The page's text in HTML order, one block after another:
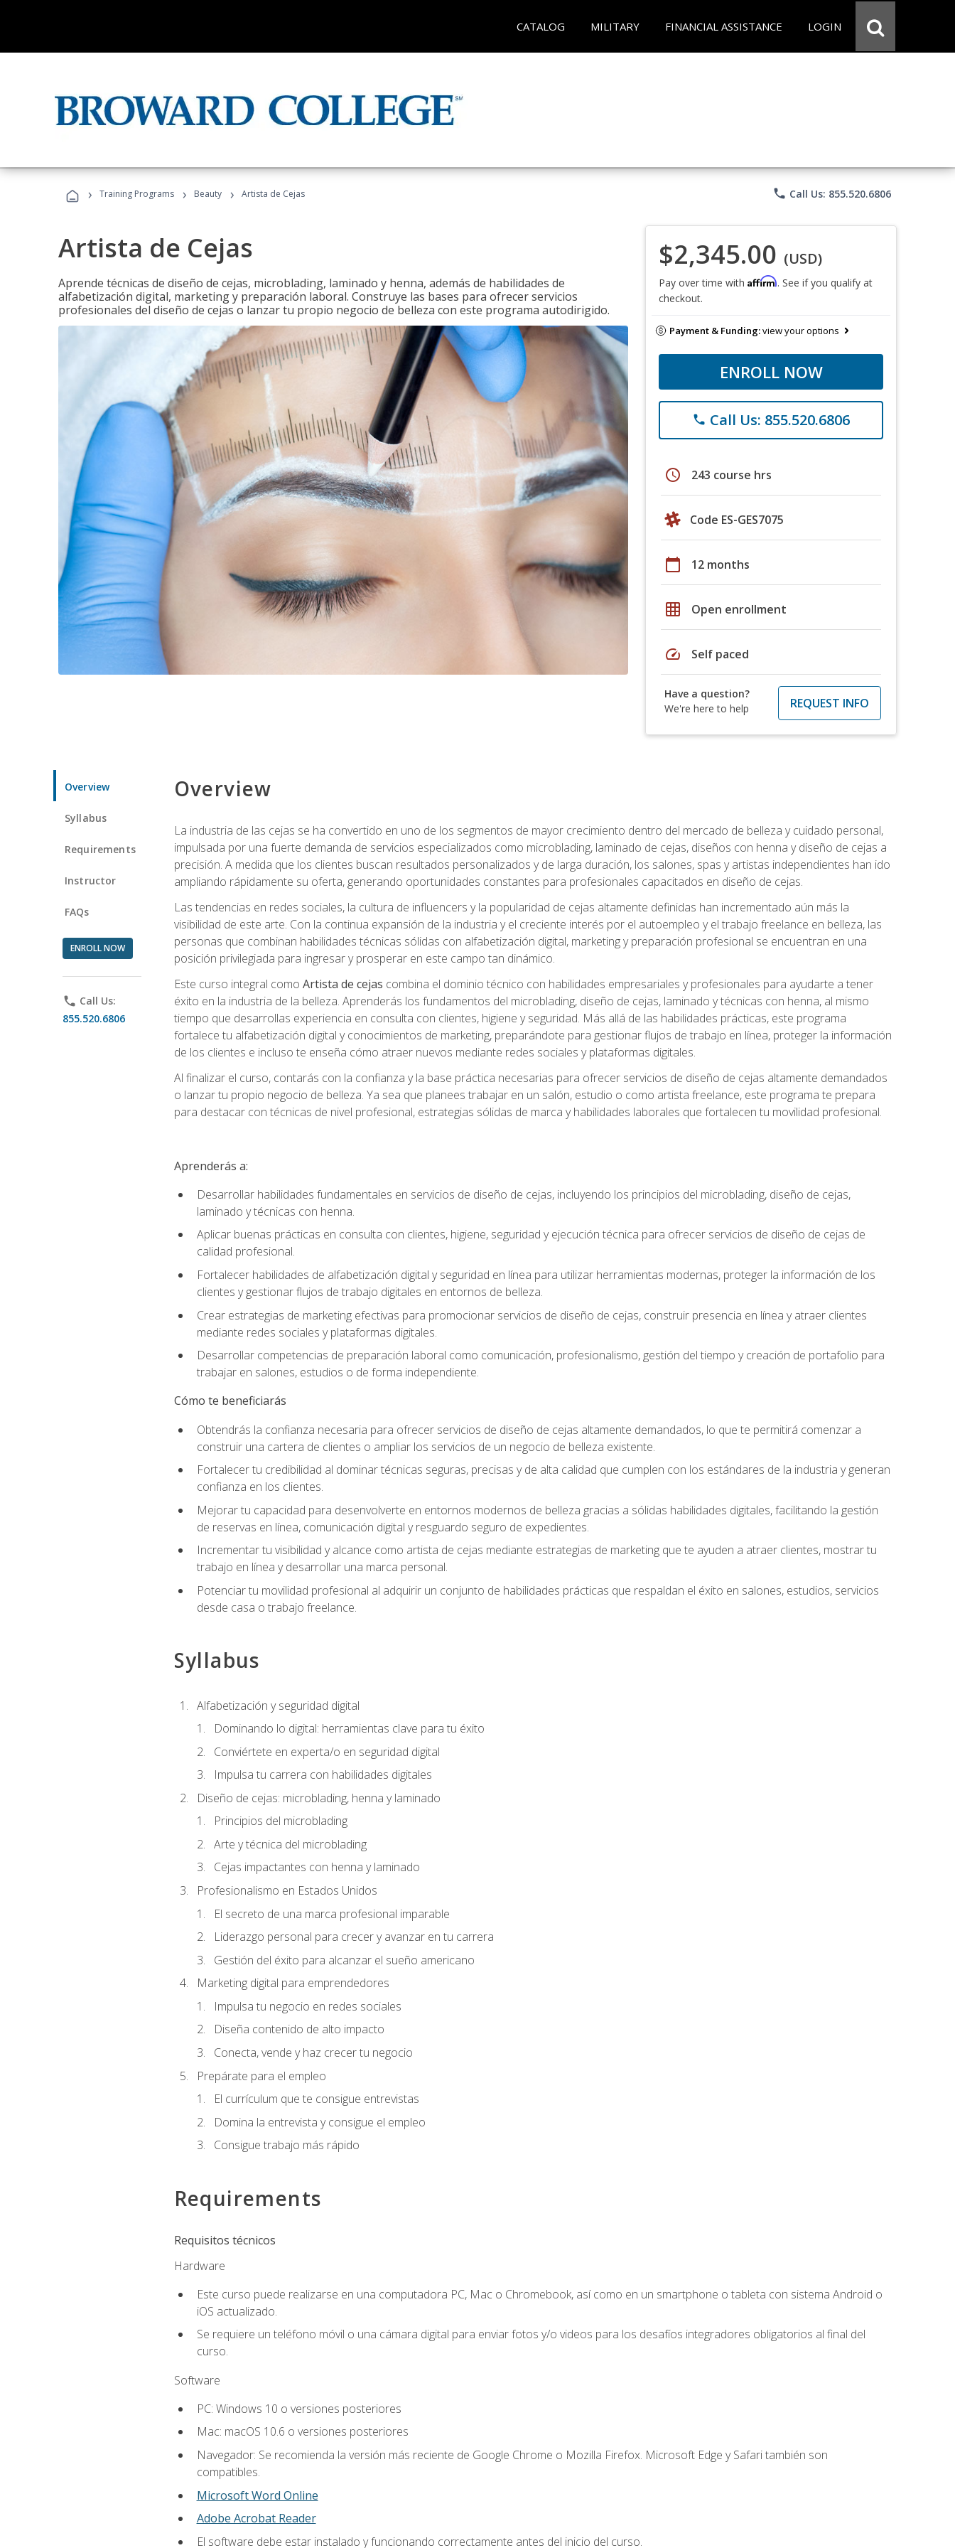
CATALOG MILITARY FINANCIAL ASSISTANCE LOGIN
› Training Programs › Beauty › Artista de Cejas phone Call Us: 855.520.6806
Artista de Cejas
Aprende técnicas de diseño de cejas, microblading, laminado y henna, además de habilidades de
alfabetización digital, marketing y preparación laboral. Construye las bases para ofrecer servicios
profesionales del diseño de cejas o lanzar tu propio negocio de belleza con este programa autodirigido.
$2,345.00 (USD)
Pay over time with Affirm. See if you qualify at
checkout.
Payment & Funding:view your options
ENROLL NOW
phone Call Us: 855.520.6806
schedule 243 course hrs
Code ES-GES7075
calendar_today 12 months
grid_on Open enrollment
speed Self paced
Have a question?
We're here to help
REQUEST INFO
Overview
Syllabus
Requirements
Instructor
FAQs
ENROLL NOW
phone Call Us:
855.520.6806
Overview
La industria de las cejas se ha convertido en uno de los segmentos de mayor crecimiento dentro del mercado de belleza y cuidado personal,
impulsada por una fuerte demanda de servicios especializados como microblading, laminado de cejas, diseños con henna y diseño de cejas a
precisión. A medida que los clientes buscan resultados personalizados y de larga duración, los salones, spas y artistas independientes han ido
ampliando rápidamente su oferta, generando oportunidades constantes para profesionales capacitados en diseño de cejas.
Las tendencias en redes sociales, la cultura de influencers y la popularidad de cejas altamente definidas han incrementado aún más la
visibilidad de este arte. Con la continua expansión de la industria y el creciente interés por el autoempleo y el trabajo freelance en belleza, las
personas que combinan habilidades técnicas sólidas con alfabetización digital, marketing y preparación profesional se encuentran en una
posición privilegiada para ingresar y prosperar en este campo tan dinámico.
Este curso integral como Artista de cejas combina el dominio técnico con habilidades empresariales y profesionales para ayudarte a tener
éxito en la industria de la belleza. Aprenderás los fundamentos del microblading, diseño de cejas, laminado y técnicas con henna, al mismo
tiempo que desarrollas experiencia en consulta con clientes, higiene y seguridad. Más allá de las habilidades prácticas, este programa
fortalece tu alfabetización digital y conocimientos de marketing, preparándote para gestionar flujos de trabajo en línea, proteger la información
de los clientes e incluso te enseña cómo atraer nuevos mediante redes sociales y plataformas digitales.
Al finalizar el curso, contarás con la confianza y la base práctica necesarias para ofrecer servicios de diseño de cejas altamente demandados
o lanzar tu propio negocio de belleza. Ya sea que planees trabajar en un salón, estudio o como artista freelance, este programa te prepara
para destacar con técnicas de nivel profesional, estrategias sólidas de marca y habilidades laborales que fortalecen tu movilidad profesional.
Aprenderás a:
Desarrollar habilidades fundamentales en servicios de diseño de cejas, incluyendo los principios del microblading, diseño de cejas,
laminado y técnicas con henna.
Aplicar buenas prácticas en consulta con clientes, higiene, seguridad y ejecución técnica para ofrecer servicios de diseño de cejas de
calidad profesional.
Fortalecer habilidades de alfabetización digital y seguridad en línea para utilizar herramientas modernas, proteger la información de los
clientes y gestionar flujos de trabajo digitales en entornos de belleza.
Crear estrategias de marketing efectivas para promocionar servicios de diseño de cejas, construir presencia en línea y atraer clientes
mediante redes sociales y plataformas digitales.
Desarrollar competencias de preparación laboral como comunicación, profesionalismo, gestión del tiempo y creación de portafolio para
trabajar en salones, estudios o de forma independiente.
Cómo te beneficiarás
Obtendrás la confianza necesaria para ofrecer servicios de diseño de cejas altamente demandados, lo que te permitirá comenzar a
construir una cartera de clientes o ampliar los servicios de un negocio de belleza existente.
Fortalecer tu credibilidad al dominar técnicas seguras, precisas y de alta calidad que cumplen con los estándares de la industria y generan
confianza en los clientes.
Mejorar tu capacidad para desenvolverte en entornos modernos de belleza gracias a sólidas habilidades digitales, facilitando la gestión
de reservas en línea, comunicación digital y resguardo seguro de expedientes.
Incrementar tu visibilidad y alcance como artista de cejas mediante estrategias de marketing que te ayuden a atraer clientes, mostrar tu
trabajo en línea y desarrollar una marca personal.
Potenciar tu movilidad profesional al adquirir un conjunto de habilidades prácticas que respaldan el éxito en salones, estudios, servicios
desde casa o trabajo freelance.
Syllabus
Alfabetización y seguridad digital
Dominando lo digital: herramientas clave para tu éxito
Conviértete en experta/o en seguridad digital
Impulsa tu carrera con habilidades digitales
Diseño de cejas: microblading, henna y laminado
Principios del microblading
Arte y técnica del microblading
Cejas impactantes con henna y laminado
Profesionalismo en Estados Unidos
El secreto de una marca profesional imparable
Liderazgo personal para crecer y avanzar en tu carrera
Gestión del éxito para alcanzar el sueño americano
Marketing digital para emprendedores
Impulsa tu negocio en redes sociales
Diseña contenido de alto impacto
Conecta, vende y haz crecer tu negocio
Prepárate para el empleo
El currículum que te consigue entrevistas
Domina la entrevista y consigue el empleo
Consigue trabajo más rápido
Requirements
Requisitos técnicos
Hardware
Este curso puede realizarse en una computadora PC, Mac o Chromebook, así como en un smartphone o tableta con sistema Android o
iOS actualizado.
Se requiere un teléfono móvil o una cámara digital para enviar fotos y/o videos para los desafíos integradores obligatorios al final del
curso.
Software
PC: Windows 10 o versiones posteriores
Mac: macOS 10.6 o versiones posteriores
Navegador: Se recomienda la versión más reciente de Google Chrome o Mozilla Firefox. Microsoft Edge y Safari también son
compatibles.
Microsoft Word Online
Adobe Acrobat Reader
El software debe estar instalado y funcionando correctamente antes del inicio del curso.